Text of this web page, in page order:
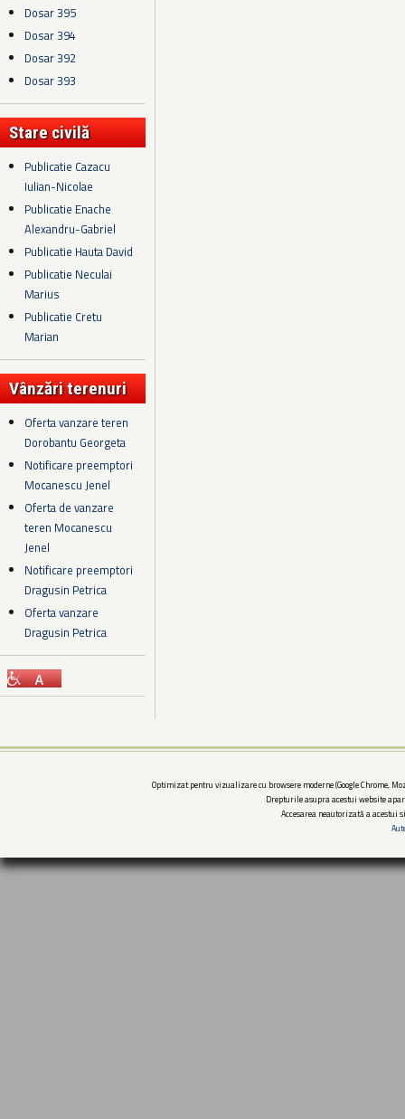
Dosar 395
Dosar 394
Dosar 392
Dosar 393
Stare civilă
Publicatie Cazacu
Iulian-Nicolae
Publicatie Enache
Alexandru-Gabriel
Publicatie Hauta David
Publicatie Neculai
Marius
Publicatie Cretu
Marian
Vânzări terenuri
Oferta vanzare teren
Dorobantu Georgeta
Notificare preemptori
Mocanescu Jenel
Oferta de vanzare
teren Mocanescu
Jenel
Notificare preemptori
Dragusin Petrica
Oferta vanzare
Dragusin Petrica
Optimizat pentru vizualizare cu browsere moderne (Google Chrome,
Drepturile asupra acestui website
Accesarea neautorizată a acestui